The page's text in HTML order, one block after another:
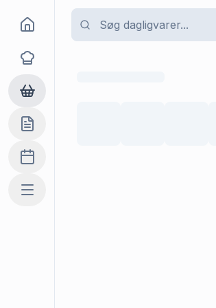
Goma
Opskrifter
Dagligvarer
Indkøbslisten
Madplan
Mere